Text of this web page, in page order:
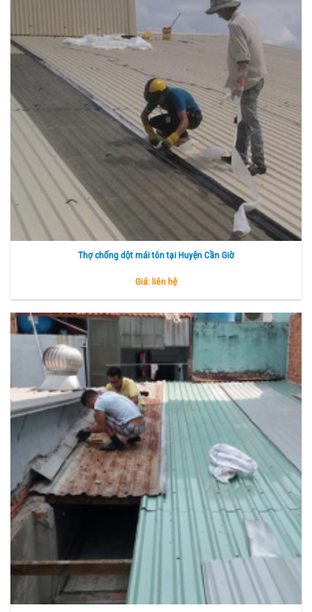
Thợ chống dột mái tôn tại Huyện Cần Giờ
Giá: liên hệ